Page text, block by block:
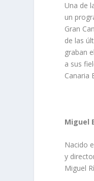
Una de
un
Gran
de las
graban
a sus
Canaria
Miguel
Nacido
y
Miguel